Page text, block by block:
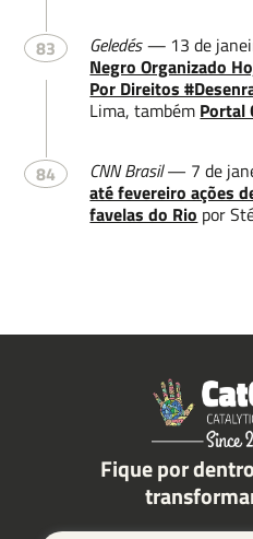
83 Geledés — 13 de
Negro Organizado
Por Direitos
Lima, também Portal
84 CNN Brasil— 7 de
até fevereiro ações
favelas do Rio por
Fique por